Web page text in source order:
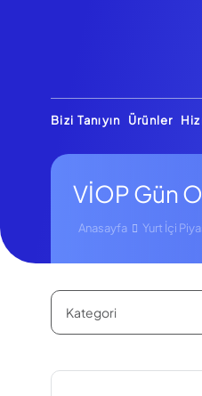
Bizi Tanıyın Ürünler
VİOP Gün
Anasayfa Yurt İçi